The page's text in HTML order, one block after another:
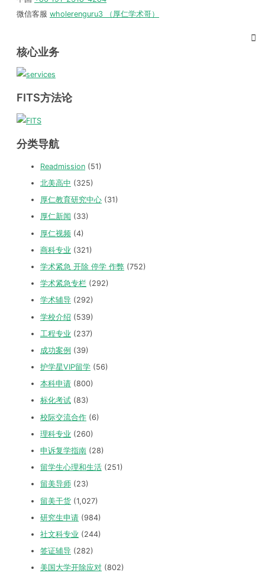
微信客服 wholerenguru3 （厚仁学术哥）
核心业务
FITS方法论
分类导航
Readmission (51)
北美高中 (325)
厚仁教育研究中心 (31)
厚仁新闻 (33)
厚仁视频 (4)
商科专业 (321)
学术紧急 开除 停学 作弊 (752)
学术紧急专栏 (292)
学术辅导 (292)
学校介绍 (539)
工程专业 (237)
成功案例 (39)
护学星VIP留学 (56)
本科申请 (800)
标化考试 (83)
校际交流合作 (6)
理科专业 (260)
申诉复学指南 (28)
留学生心理和生活 (251)
留美导师 (23)
留美干货 (1,027)
研究生申请 (984)
社文科专业 (244)
签证辅导 (282)
美国大学开除应对 (802)